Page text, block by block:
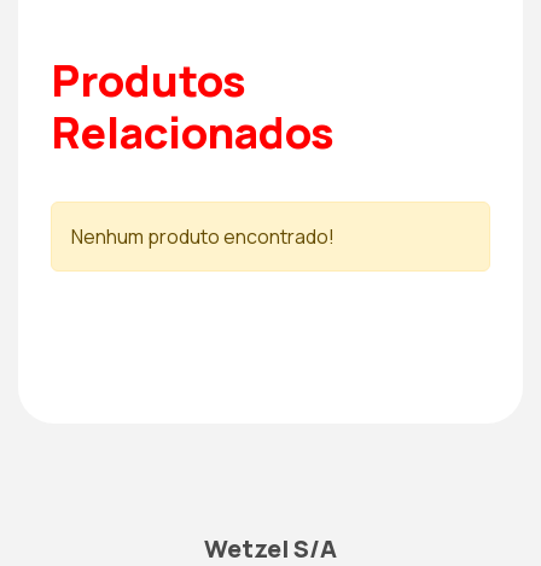
Produtos
Relacionados
Nenhum produto encontrado!
Wetzel S/A